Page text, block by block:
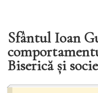
Sfântul Ioan
Biserică și